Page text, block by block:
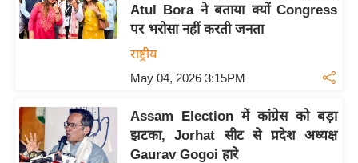
p
Atul Bora ने बताया क्यों Congress
पर भरोसा नहीं करती जनता
राष्ट्रीय
May 04, 2026 3:15PM
Assam Election में कांग्रेस को बड़ा
झटका, Jorhat सीट से प्रदेश अध्यक्ष
Gaurav Gogoi हारे